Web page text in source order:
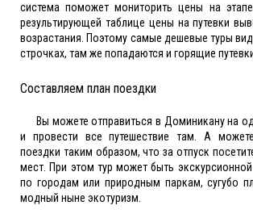
система поможет мониторить цены на
результирующей таблице цены на путевки
возрастания. Поэтому самые дешевые туры
строчках, там же попадаются и горящие
Составляем план поездки
Вы можете отправиться в Доминикану на
и провести все путешествие там. А
поездки таким образом, что за отпуск
мест. При этом тур может быть
по городам или природным паркам, сугубо
модный ныне экотуризм.